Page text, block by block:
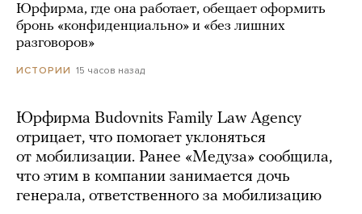
Юрфирма, где она работает, обещает оформить
бронь «конфиденциально» и «без лишних
разговоров»
ИСТОРИИ 15 часов назад
Юрфирма Budovnits Family Law Agency
отрицает, что помогает уклоняться
от мобилизации. Ранее «Медуза» сообщила,
что этим в компании занимается дочь
генерала, ответственного за мобилизацию